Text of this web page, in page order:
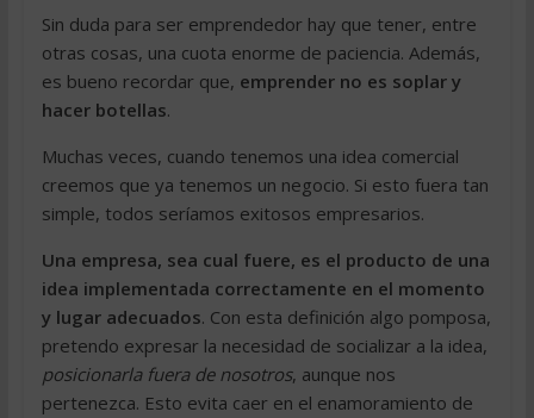
Sin duda para ser emprendedor hay que tener, entre
otras cosas, una cuota enorme de paciencia. Además,
es bueno recordar que, emprender no es soplar y
hacer botellas.
Muchas veces, cuando tenemos una idea comercial
creemos que ya tenemos un negocio. Si esto fuera tan
simple, todos seríamos exitosos empresarios.
Una empresa, sea cual fuere, es el producto de una
idea implementada correctamente en el momento
y lugar adecuados. Con esta definición algo pomposa,
pretendo expresar la necesidad de socializar a la idea,
posicionarla fuera de nosotros, aunque nos
pertenezca. Esto evita caer en el enamoramiento de